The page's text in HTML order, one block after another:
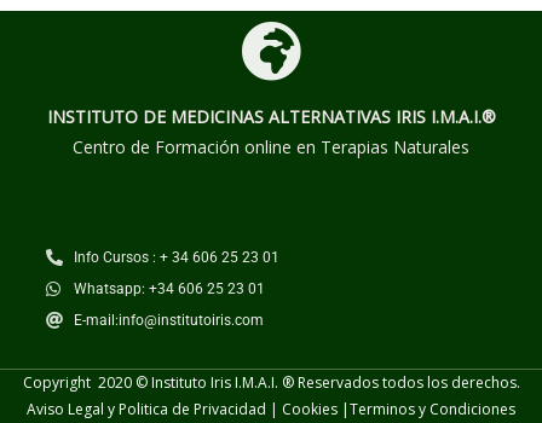
INSTITUTO DE MEDICINAS ALTERNATIVAS IRIS I.M.A.I.®
Centro de Formación online en Terapias Naturales
Info Cursos : + 34 606 25 23 01
Whatsapp: +34 606 25 23 01
E-mail:info@institutoiris.com
Copyright 2020 © Instituto Iris I.M.A.I. ® Reservados todos los derechos.
Aviso Legal y Politica de Privacidad | Cookies |Terminos y Condiciones